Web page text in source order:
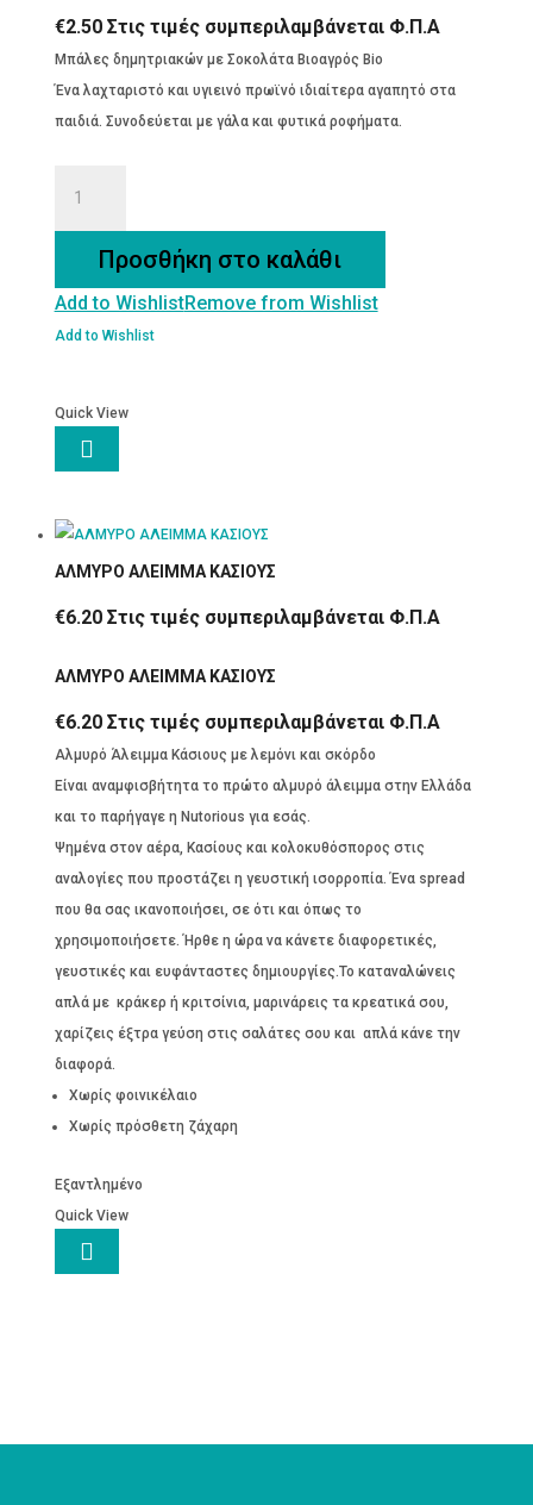
€2.50 Στις τιμές συμπεριλαμβάνεται Φ.Π.Α
Μπάλες δημητριακών με Σοκολάτα Βιοαγρός Bio
Ένα λαχταριστό και υγιεινό πρωϊνό ιδιαίτερα αγαπητό στα
παιδιά. Συνοδεύεται με γάλα και φυτικά ροφήματα.
Σοκολάτα
ποσότητα
Προσθήκη στο καλάθι
Add to WishlistRemove from Wishlist
Add to Wishlist
Quick View

ΑΛΜΥΡΟ ΑΛΕΙΜΜΑ ΚΑΣΙΟΥΣ
€6.20 Στις τιμές συμπεριλαμβάνεται Φ.Π.Α
ΑΛΜΥΡΟ ΑΛΕΙΜΜΑ ΚΑΣΙΟΥΣ
€6.20 Στις τιμές συμπεριλαμβάνεται Φ.Π.Α
Αλμυρό Άλειμμα Κάσιους με λεμόνι και σκόρδο
Είναι αναμφισβήτητα το πρώτο αλμυρό άλειμμα στην Ελλάδα
και το παρήγαγε η Nutorious για εσάς.
Ψημένα στον αέρα, Κασίους και κολοκυθόσπορος στις
αναλογίες που προστάζει η γευστική ισορροπία. Ένα spread
που θα σας ικανοποιήσει, σε ότι και όπως το
χρησιμοποιήσετε. Ήρθε η ώρα να κάνετε διαφορετικές,
γευστικές και ευφάνταστες δημιουργίες.Το καταναλώνεις
απλά με κράκερ ή κριτσίνια, μαρινάρεις τα κρεατικά σου,
χαρίζεις έξτρα γεύση στις σαλάτες σου και απλά κάνε την
διαφορά.
Χωρίς φοινικέλαιο
Χωρίς πρόσθετη ζάχαρη
Εξαντλημένο
Quick View
